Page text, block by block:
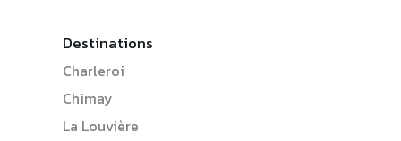
Destinations
Charleroi
Chimay
La Louvière